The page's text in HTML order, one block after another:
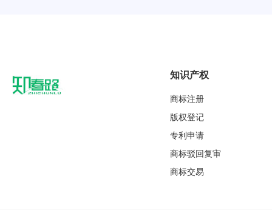
知识产权
商标注册
版权登记
专利申请
商标驳回复审
商标交易